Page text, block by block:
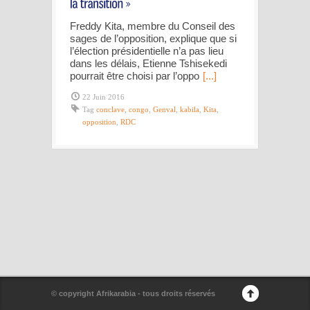
Freddy Kita, membre du Conseil des
sages de l’opposition, explique que si
l’élection présidentielle n’a pas lieu
dans les délais, Etienne Tshisekedi
pourrait être choisi par l’oppo [...]
22 Juin 2016
Tag conclave congo Genval kabila Kita
opposition RDC
© copyright Afrikarabia - tous droits réservés